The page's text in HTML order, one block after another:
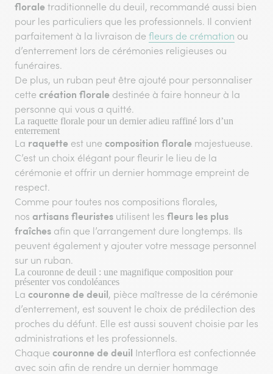
florale traditionnelle du deuil, recommandé aussi bien
pour les particuliers que les professionnels. Il convient
parfaitement à la livraison de fleurs de crémation ou
d’enterrement lors de cérémonies religieuses ou
funéraires.
De plus, un ruban peut être ajouté pour personnaliser
cette création florale destinée à faire honneur à la
personne qui vous a quitté.
La raquette florale pour un dernier adieu raffiné lors d’un
enterrement
La raquette est une composition florale majestueuse.
C’est un choix élégant pour fleurir le lieu de la
cérémonie et offrir un dernier hommage empreint de
respect.
Comme pour toutes nos compositions florales,
nos artisans fleuristes utilisent les fleurs les plus
fraîches afin que l’arrangement dure longtemps. Ils
peuvent également y ajouter votre message personnel
sur un ruban.
La couronne de deuil : une magnifique composition pour
présenter vos condoléances
La couronne de deuil, pièce maîtresse de la cérémonie
d’enterrement, est souvent le choix de prédilection des
proches du défunt. Elle est aussi souvent choisie par les
administrations et les professionnels.
Chaque couronne de deuil Interflora est confectionnée
avec soin afin de rendre un dernier hommage